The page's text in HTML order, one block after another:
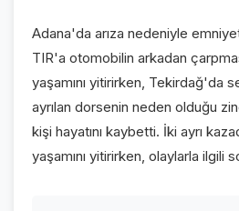
Adana'da arıza nedeniyle
TIR'a otomobilin arkadan
yaşamını yitirirken, Tekirdağ'da
ayrılan dorsenin neden olduğu
kişi hayatını kaybetti. İki ayrı
yaşamını yitirirken, olaylarla ilgili